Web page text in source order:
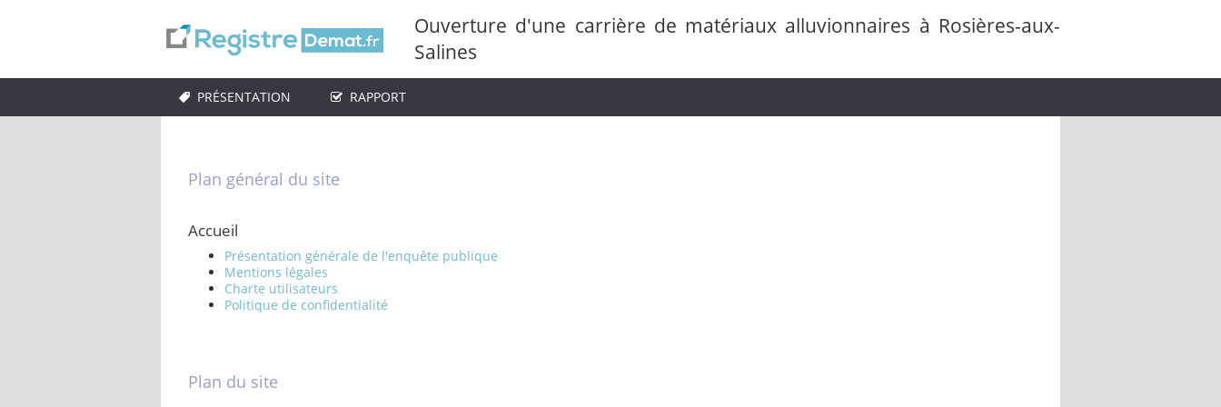
Ouverture d'une carrière de matériaux alluvionnaires à Rosières-aux-
Salines
PRÉSENTATION RAPPORT
Plan général du site
Accueil
Présentation générale de l'enquête publique
Mentions légales
Charte utilisateurs
Politique de confidentialité
Plan du site